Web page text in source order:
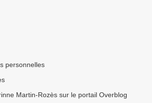
personnelles
Martin-Rozès sur le portail Overblog